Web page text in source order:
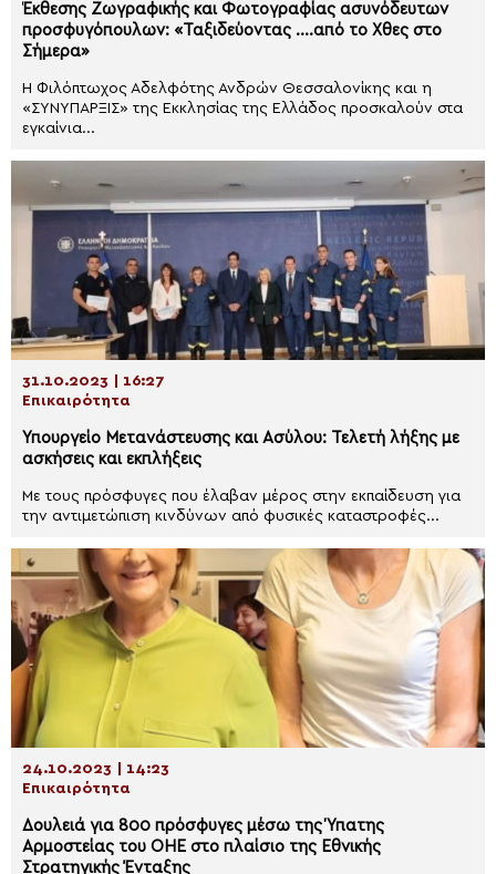
Έκθεσης Ζωγραφικής και Φωτογραφίας ασυνόδευτων
προσφυγόπουλων: «Ταξιδεύοντας ….από το Χθες στο
Σήμερα»
Η Φιλόπτωχος Αδελφότης Ανδρών Θεσσαλονίκης και η
«ΣΥΝΥΠΑΡΞΙΣ» της Εκκλησίας της Ελλάδος προσκαλούν στα
εγκαίνια...
31.10.2023 | 16:27
Επικαιρότητα
Υπουργείο Μετανάστευσης και Ασύλου: Τελετή λήξης με
ασκήσεις και εκπλήξεις
Με τους πρόσφυγες που έλαβαν μέρος στην εκπαίδευση για
την αντιμετώπιση κινδύνων από φυσικές καταστροφές...
24.10.2023 | 14:23
Επικαιρότητα
Δουλειά για 800 πρόσφυγες μέσω της Ύπατης
Αρμοστείας του ΟΗΕ στο πλαίσιο της Εθνικής
Στρατηγικής Ένταξης